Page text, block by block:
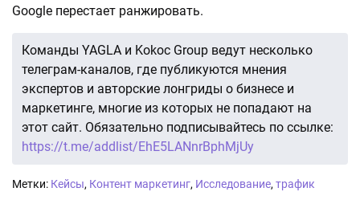
Google перестает ранжировать.
Команды YAGLA и Kokoc Group ведут несколько
телеграм-каналов, где публикуются мнения
экспертов и авторские лонгриды о бизнесе и
маркетинге, многие из которых не попадают на
этот сайт. Обязательно подписывайтесь по ссылке:
https://t.me/addlist/EhE5LANnrBphMjUy
Метки: Кейсы, Контент маркетинг, Исследование, трафик